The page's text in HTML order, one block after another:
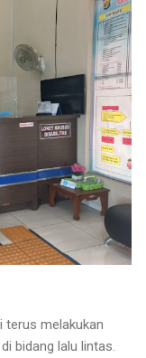
terus melakukan
bidang lalu lintas.